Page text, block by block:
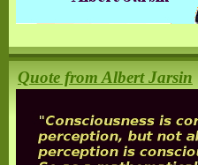
Quote from Albert Jarsin